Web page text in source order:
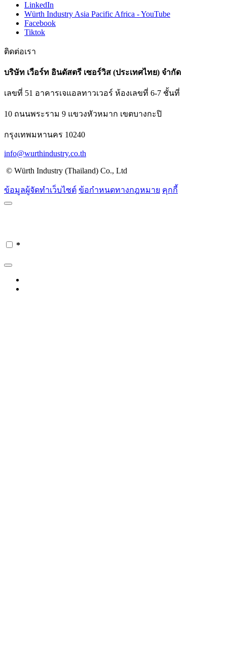
LinkedIn
Würth Industry Asia Pacific Africa - YouTube
Facebook
Tiktok
ติดต่อเรา
บริษัท เวือร์ท อินดัสตรี เซอร์วิส (ประเทศไทย) จำกัด
เลขที่ 51 อาคารเจแอลทาวเวอร์ ห้องเลขที่ 6-7 ชั้นที่
10 ถนนพระราม 9 แขวงหัวหมาก เขตบางกะปิ
กรุงเทพมหานคร 10240
info@wurthindustry.co.th
© Würth Industry (Thailand) Co., Ltd
ข้อมูลผู้จัดทำเว็บไซต์ ข้อกำหนดทางกฎหมาย คุกกี้
*